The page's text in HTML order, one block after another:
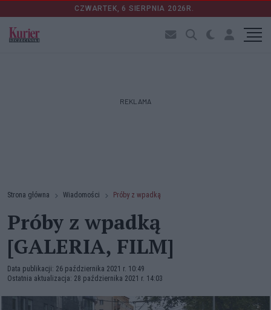
CZWARTEK, 6 SIERPNIA 2026R.
REKLAMA
Strona główna Wiadomości Próby z wpadką
Próby z wpadką
[GALERIA, FILM]
Data publikacji: 26 października 2021 r. 10:49
Ostatnia aktualizacja: 28 października 2021 r. 14:03